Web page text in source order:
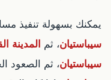
يمكنك بسهولة تنفيذ
سيباستيان، ثم المدينة
سيباستيان، ثم الصعود